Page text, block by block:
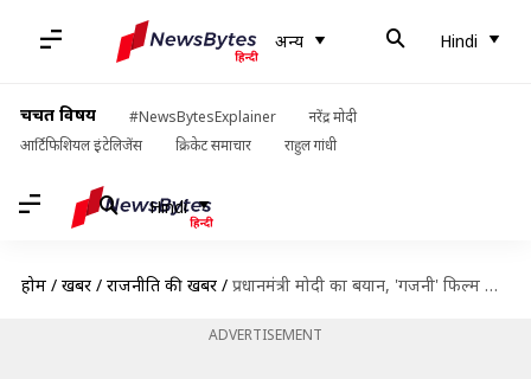
अन्य Hindi
चर्चित विषय #NewsBytesExplainer
नरेंद्र मोदी
आर्टिफिशियल इंटेलिजेंस
क्रिकेट समाचार राहुल गांधी
Hindi
होम / खबरें / राजनीति की खबरें / प्रधानमंत्री मोदी का बयान, 'गजनी' फिल्म के नायक की तरह वादे भूल जाती है कांग्रेस
ADVERTISEMENT